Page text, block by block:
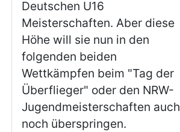
Deutschen U16
Meisterschaften. Aber diese
Höhe will sie nun in den
folgenden beiden
Wettkämpfen beim "Tag der
Überflieger" oder den NRW-
Jugendmeisterschaften auch
noch überspringen.